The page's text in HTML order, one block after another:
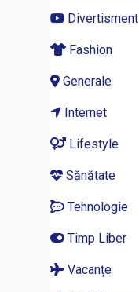
Divertisment
Fashion
Generale
Internet
Lifestyle
Sănătate
Tehnologie
Timp Liber
Vacanțe